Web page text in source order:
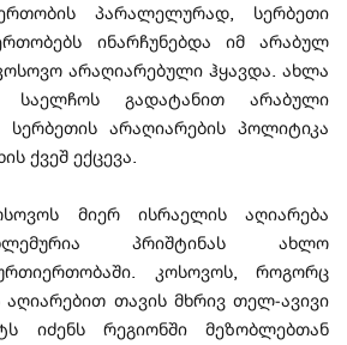
პარალელურად, სერბეთი
ინარჩუნებდა იმ არაბულ
არაღიარებული ჰყავდა. ახლა
საელჩოს გადატანით არაბული
სერბეთის არაღიარების პოლიტიკა
ქვეშ ექცევა.
მიერ ისრაელის აღიარება
პრიშტინას ახლო
კოსოვოს, როგორც
აღიარებით თავის მხრივ თელ-ავივი
იძენს რეგიონში მეზობლებთან